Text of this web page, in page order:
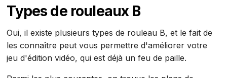
Types de rouleaux B
Oui, il existe plusieurs types de rouleau B, et le fait de
les connaître peut vous permettre d'améliorer votre
jeu d'édition vidéo, qui est déjà un feu de paille.